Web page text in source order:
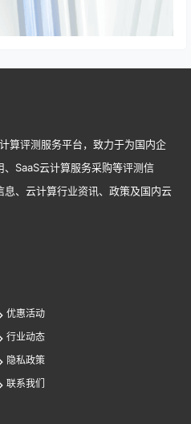
算评测服务平台，致力于为国内企
SaaS云计算服务采购等评测信
、云计算行业资讯、政策及国内云
优惠活动
行业动态
隐私政策
联系我们